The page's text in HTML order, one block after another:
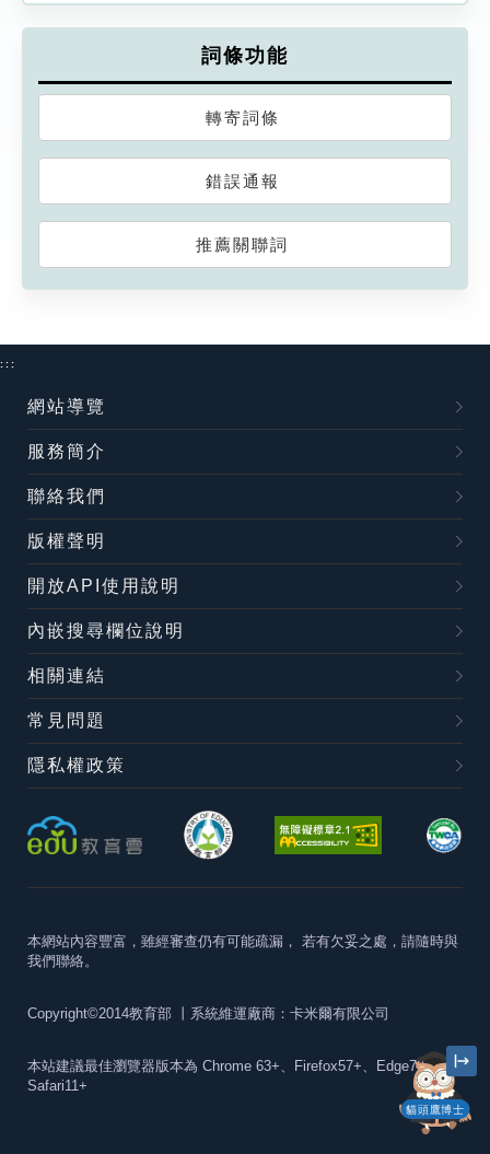
詞條功能
轉寄詞條
錯誤通報
推薦關聯詞
貓頭鷹博士
:::
網站導覽
服務簡介
聯絡我們
版權聲明
開放API使用說明
內嵌搜尋欄位說明
相關連結
常見問題
隱私權政策
本網站內容豐富，雖經審查仍有可能疏漏， 若有欠妥之處，請隨時與
我們聯絡。
Copyright©2014教育部 丨系統維運廠商：卡米爾有限公司
本站建議最佳瀏覽器版本為 Chrome 63+、Firefox57+、Edge79+及
Safari11+